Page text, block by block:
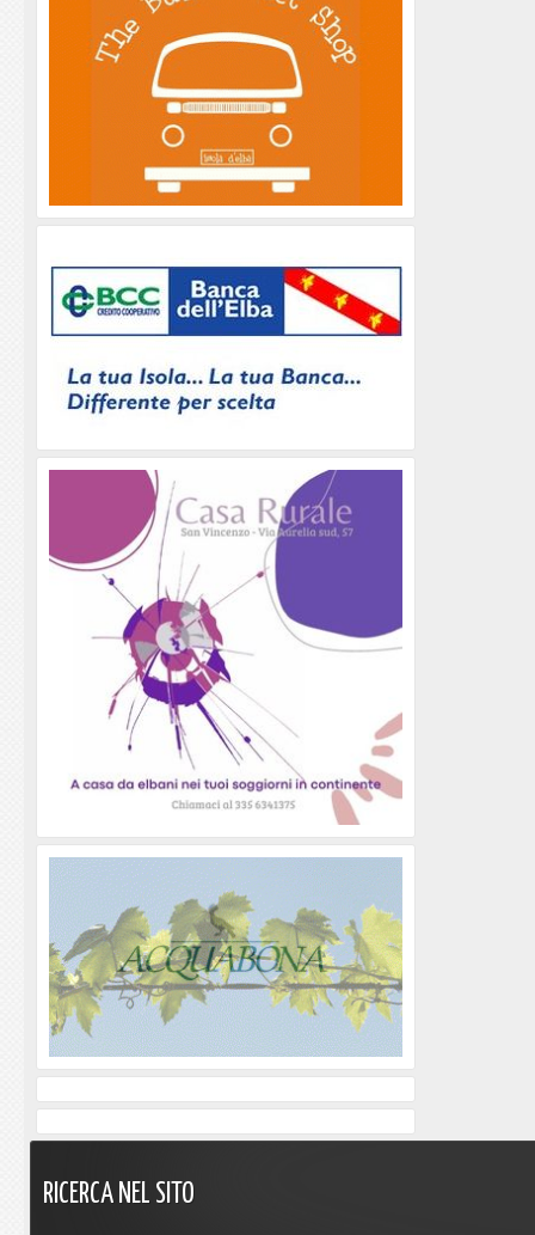
RICERCA NEL SITO